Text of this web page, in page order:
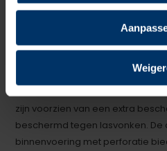
voldoen aan de hoogste eisen
lasschoenen
naden van hitte- en
graden Celsius die aan alle
zijn voorzien van een extra
beschermd tegen lasvonken.
binnenvoering met perforatie